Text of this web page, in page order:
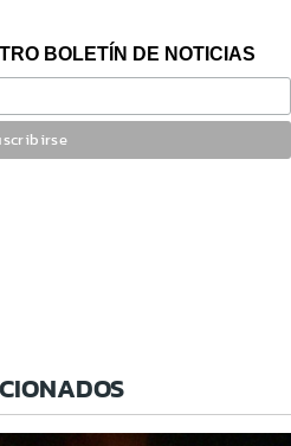
BOLETÍN DE NOTICIAS